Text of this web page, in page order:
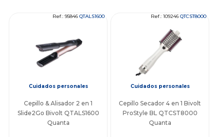
Ref.: 95846 QTALS1600
Cuidados personales
Cepillo & Alisador 2 en 1
Slide2Go Bivolt QTALS1600
Quanta
Ref.: 109246 QTCST8000
Cuidados personales
Cepillo Secador 4 en 1 Bivolt
ProStyle BL QTCST8000
Quanta